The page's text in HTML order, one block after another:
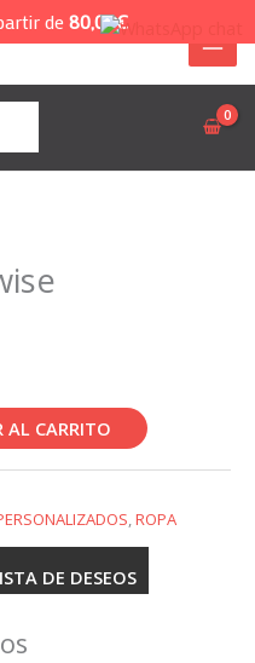
AL CARRITO
,ROPA
DE DESEOS
de 80,00€